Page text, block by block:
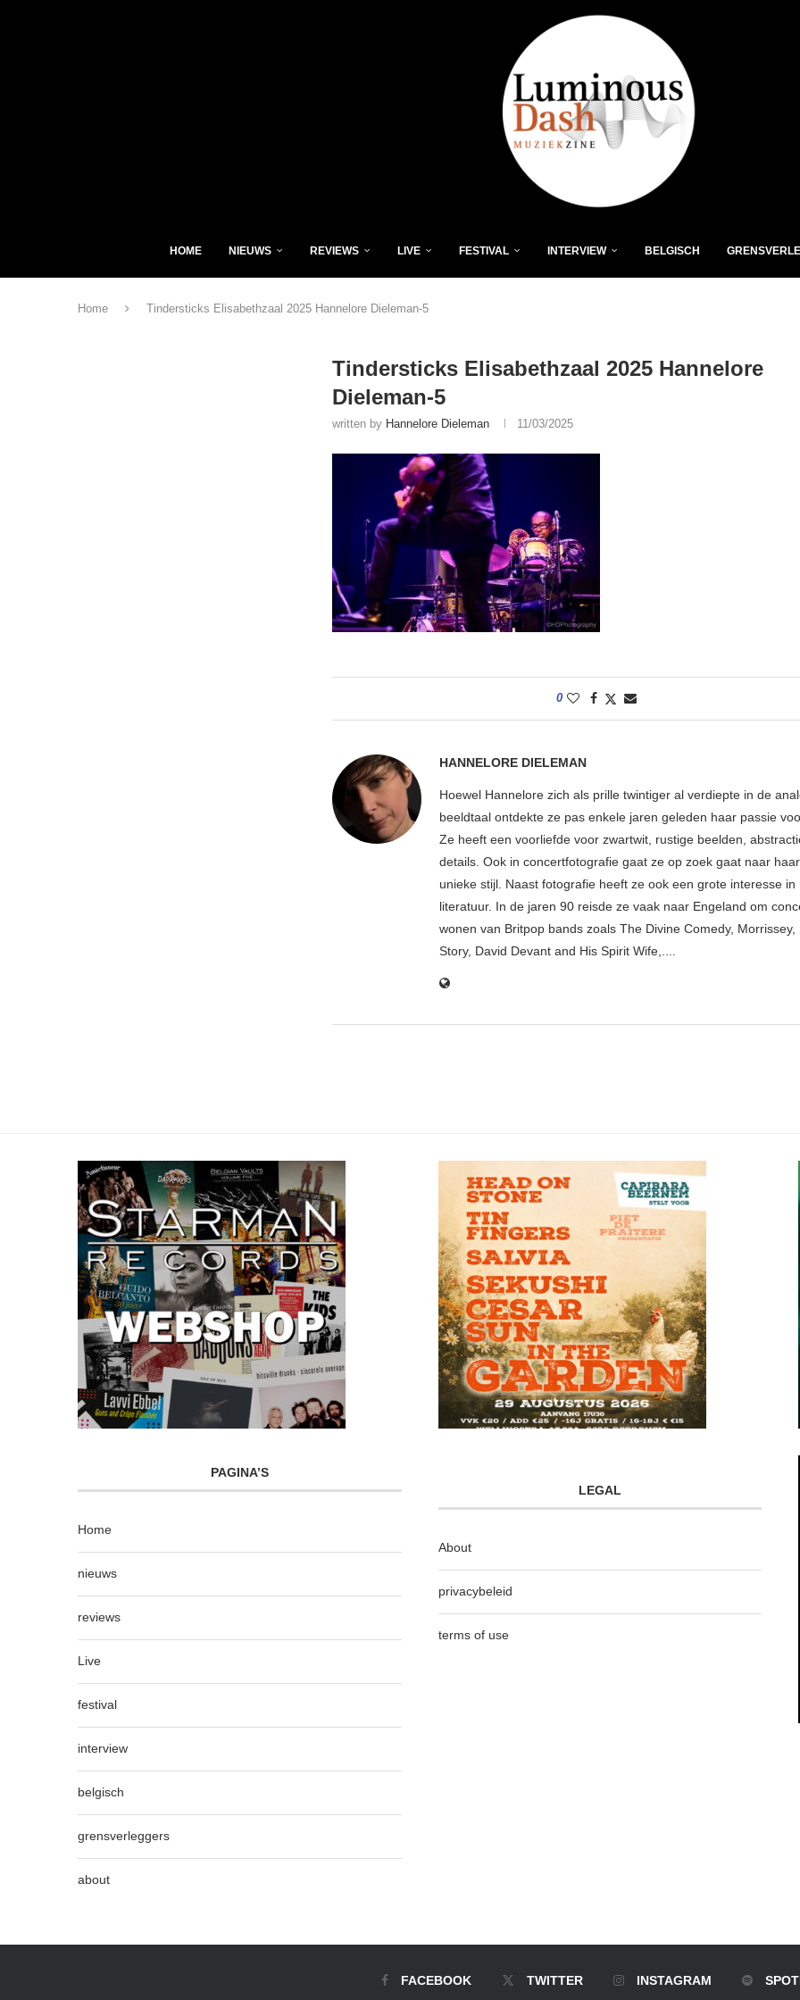
HOME NIEUWS REVIEWS LIVE FESTIVAL INTERVIEW BELGISCH
Home Tindersticks Elisabethzaal 2025 Hannelore Dieleman-5
Tindersticks Elisabethzaal 2025 Hannelore
Dieleman-5
written by Hannelore Dieleman 11/03/2025
0
HANNELORE DIELEMAN
Hoewel Hannelore zich als prille twintiger al verdiepte in de
beeldtaal ontdekte ze pas enkele jaren geleden haar passie
Ze heeft een voorliefde voor zwartwit, rustige beelden,
details. Ook in concertfotografie gaat ze op zoek gaat naar
unieke stijl. Naast fotografie heeft ze ook een grote interesse in
literatuur. In de jaren 90 reisde ze vaak naar Engeland om
wonen van Britpop bands zoals The Divine Comedy, Morrissey,
Story, David Devant and His Spirit Wife,....
PAGINA’S
Home
nieuws
reviews
Live
festival
interview
belgisch
grensverleggers
about
LEGAL
About
privacybeleid
terms of use
FACEBOOK TWITTER INSTAGRAM